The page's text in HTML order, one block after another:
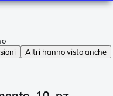
Altri hanno visto anche